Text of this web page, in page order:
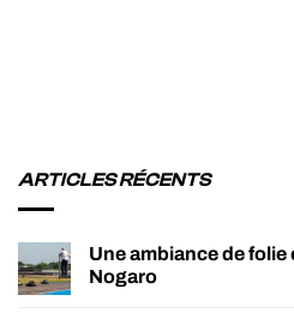
ARTICLES RÉCENTS
Une ambiance de folie
Nogaro